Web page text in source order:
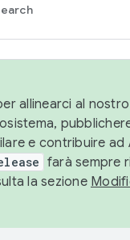
allinearci al
e contribuire ad
farà sempre
la sezione